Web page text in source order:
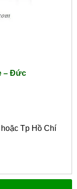
– Đức
Tp Hồ Chí